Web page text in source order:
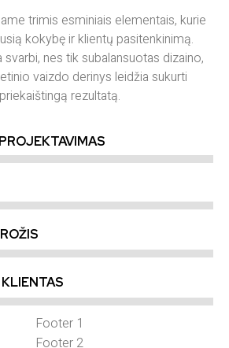
trimis esminiais elementais, kurie
kokybę ir klientų pasitenkinimą.
svarbi, nes tik subalansuotas dizaino,
vaizdo derinys leidžia sukurti
rezultatą.